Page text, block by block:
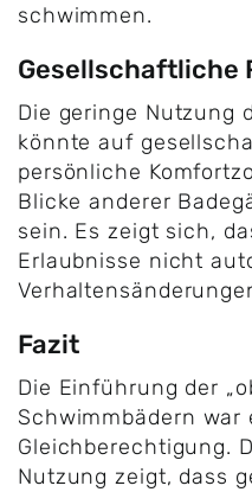
schwimmen.
Gesellschaftliche
Die geringe Nutzung
könnte auf
persönliche
Blicke anderer
sein. Es zeigt sich,
Erlaubnisse nicht
Fazit
Die Einführung der
Schwimmbädern
Gleichberechtigung.
Nutzung zeigt, dass